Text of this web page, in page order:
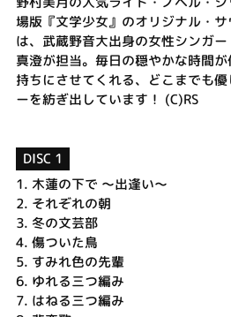
場版『文学少女』のオリジナル・
は、武蔵野音大出身の女性シンガ
真澄が担当。毎日の穏やかな時間
持ちにさせてくれる、どこまでも
ーを紡ぎ出しています！ (C)RS
DISC 1
1. 木蓮の下で ～出逢い～
2. それぞれの朝
3. 冬の文芸部
4. 傷ついた鳥
5. すみれ色の先輩
6. ゆれる三つ編み
7. はねる三つ編み